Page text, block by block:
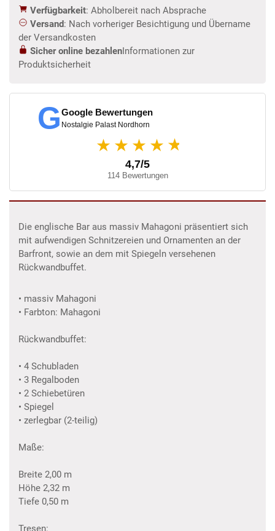
Verfügbarkeit: Abholbereit nach Absprache
Versand: Nach vorheriger Besichtigung und Übername
der Versandkosten
Sicher online bezahlenInformationen zur
Produktsicherheit
GGoogle Bewertungen
Nostalgie Palast Nordhorn
★★★★ ★
4,7/5
114 Bewertungen
Die englische Bar aus massiv Mahagoni präsentiert sich
mit aufwendigen Schnitzereien und Ornamenten an der
Barfront, sowie an dem mit Spiegeln versehenen
Rückwandbuffet.
• massiv Mahagoni
• Farbton: Mahagoni
Rückwandbuffet:
• 4 Schubladen
• 3 Regalboden
• 2 Schiebetüren
• Spiegel
• zerlegbar (2-teilig)
Maße:
Breite 2,00 m
Höhe 2,32 m
Tiefe 0,50 m
Tresen: